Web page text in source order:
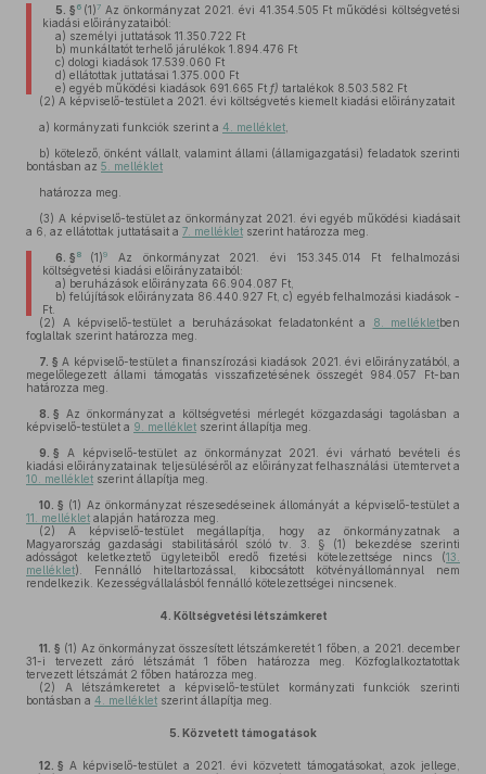
5. § 6 (1)7 Az önkormányzat 2021. évi 41.354.505 Ft működési költségvetési
kiadási előirányzataiból:
a) személyi juttatások 11.350.722 Ft
b) munkáltatót terhelő járulékok 1.894.476 Ft
c) dologi kiadások 17.539.060 Ft
d) ellátottak juttatásai 1.375.000 Ft
e) egyéb működési kiadások 691.665 Ft f) tartalékok 8.503.582 Ft
(2) A képviselő-testület a 2021. évi költségvetés kiemelt kiadási előirányzatait
a) kormányzati funkciók szerint a 4. melléklet
b) kötelező, önként vállalt, valamint állami (államigazgatási) feladatok szerinti
bontásban az 5. melléklet
határozza meg.
(3) A képviselő-testület az önkormányzat 2021. évi egyéb működési kiadásait
a 6, az ellátottak juttatásait a 7. melléklet szerint határozza meg.
6. § 8 (1)9
Az önkormányzat 2021. évi 153.345.014 Ft felhalmozási
költségvetési kiadási előirányzataiból:
a) beruházások előirányzata 66.904.087 Ft,
b) felújítások előirányzata 86.440.927 Ft, c) egyéb felhalmozási kiadások -
Ft.
(2) A képviselő-testület a beruházásokat feladatonként a 8. mellékletben
foglaltak szerint határozza meg.
7. § A képviselő-testület a finanszírozási kiadások 2021. évi előirányzatából, a
megelőlegezett állami támogatás visszafizetésének összegét 984.057 Ft-ban
határozza meg.
8. § Az önkormányzat a költségvetési mérlegét közgazdasági tagolásban a
képviselő-testület a 9. melléklet szerint állapítja meg.
9. § A képviselő-testület az önkormányzat 2021. évi várható bevételi és
kiadási előirányzatainak teljesüléséről az előirányzat felhasználási ütemtervet a
10. melléklet szerint állapítja meg.
10. § (1) Az önkormányzat részesedéseinek állományát a képviselő-testület a
11. melléklet alapján határozza meg.
(2) A képviselő-testület megállapítja, hogy az önkormányzatnak a
Magyarország gazdasági stabilitásáról szóló tv. 3. § (1) bekezdése szerinti
adósságot keletkeztető ügyleteiből eredő fizetési kötelezettsége nincs (13.
melléklet). Fennálló hiteltartozással, kibocsátott kötvényállománnyal nem
rendelkezik. Kezességvállalásból fennálló kötelezettségei nincsenek.
4. Költségvetési létszámkeret
11. § (1) Az önkormányzat összesített létszámkeretét 1 főben, a 2021. december
31-i tervezett záró létszámát 1 főben határozza meg. Közfoglalkoztatottak
tervezett létszámát 2 főben határozza meg.
(2) A létszámkeretet a képviselő-testület kormányzati funkciók szerinti
bontásban a 4. melléklet szerint állapítja meg.
5. Közvetett támogatások
12. § A képviselő-testület a 2021. évi közvetett támogatásokat, azok jellege,